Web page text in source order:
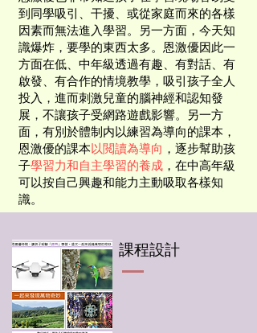
到同學吸引、干擾、或從家庭而來的各樣
因素而無法進入學習。另一方面，今天知
識爆炸，要學的東西太多。恩激優因此一
方面在低、中年級透過有趣、有對話、有
啟發、有合作的情境教學，吸引孩子全人
投入，進而刺激兒童的腦神經和認知發
展，不讓孩子受網路遊戲影響。另一方
面，有別於體制内以練習為導向的課本，
恩激優的課本以閲讀為導向 ，逐步幫助孩
子學習力和自主學習的養成 ，在中高年級
可以按自己興趣和能力主動吸取各樣知
識。
​課程設計